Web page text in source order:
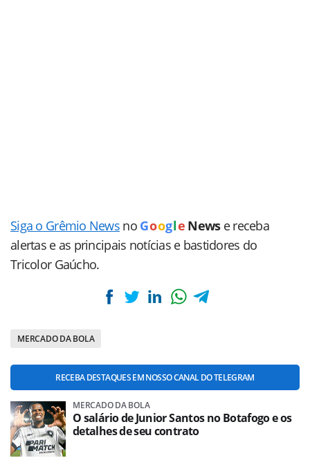
Siga o Grêmio News no Goog le News e receba
alertas e as principais notícias e bastidores do
Tricolor Gaúcho.
MERCADO DA BOLA
RECEBA DESTAQUES EM NOSSO CANAL DO TELEGRAM
MERCADO DA BOLA
O salário de Junior Santos no Botafogo e os
detalhes de seu contrato